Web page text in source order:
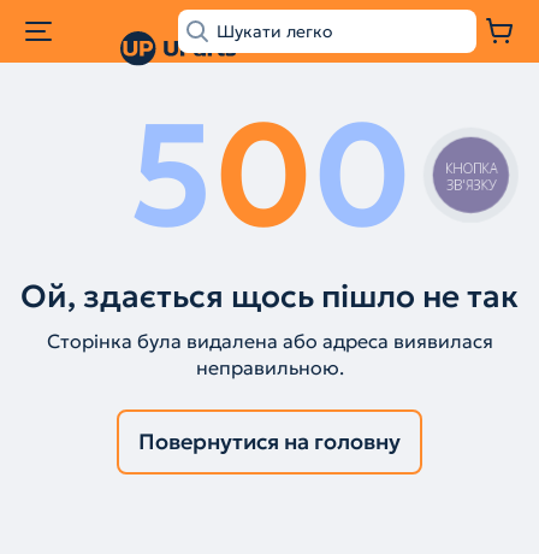
500
Ой, здається щось пішло не так
Сторінка була видалена або адреса виявилася
неправильною.
Повернутися на головну
КНОПКА
ЗВ'ЯЗКУ